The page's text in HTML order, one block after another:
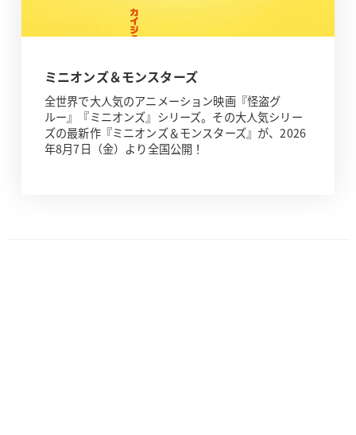
ミニオンズ＆モンスターズ
全世界で大人気のアニメーション映画『怪盗グ
ルー』『ミニオンズ』シリーズ。その大人気シリー
ズの最新作『ミニオンズ＆モンスターズ』が、2026
年8月7日（金）より全国公開！